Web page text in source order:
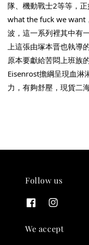
THT 九週年
NT$ 780
NT$ 880
隊、機動戰士2等等，
what the fuck we want
波，這一系列裡其中有
上這張由塚本晋也執導
原本要獻給苦悶上班族
Eisenrost擔綱呈現血淋
力，有夠舒壓，現貨二
Follow us
We accept